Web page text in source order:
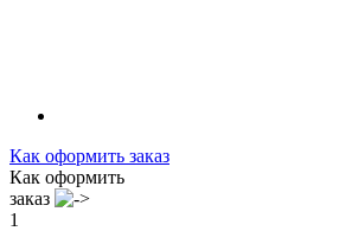
Как оформить заказ
Как оформить
заказ
1